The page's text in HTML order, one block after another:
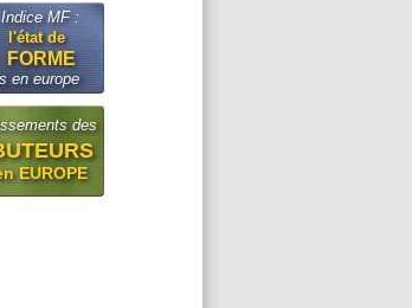
Indice MF :
l'état de
FORME
en europe
des
EUROPE